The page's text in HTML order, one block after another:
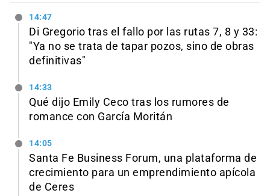
14:47
Di Gregorio tras el fallo por las rutas 7, 8 y 33:
"Ya no se trata de tapar pozos, sino de obras
definitivas"
14:33
Qué dijo Emily Ceco tras los rumores de
romance con García Moritán
14:05
Santa Fe Business Forum, una plataforma de
crecimiento para un emprendimiento apícola
de Ceres